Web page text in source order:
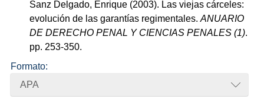
Sanz Delgado, Enrique (2003). Las viejas cárceles:
evolución de las garantías regimentales.ANUARIO
DE DERECHO PENAL Y CIENCIAS PENALES (1).
pp. 253-350.
Formato:
APA